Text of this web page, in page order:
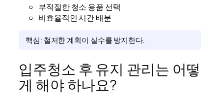
부적절한 청소 용품 선택
비효율적인 시간 배분
핵심: 철저한 계획이 실수를 방지한다.
입주청소 후 유지 관리는 어떻
게 해야 하나요?